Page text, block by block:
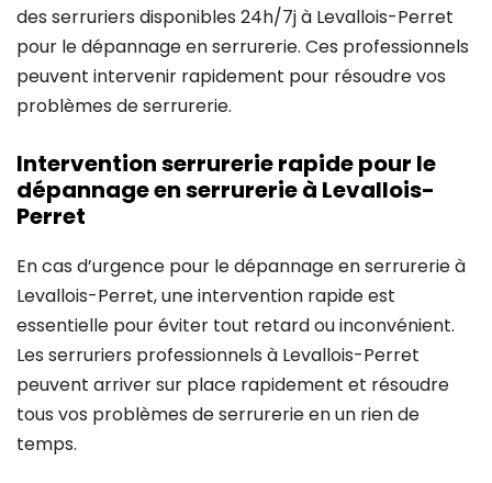
des serruriers disponibles 24h/7j à Levallois-Perret
pour le dépannage en serrurerie. Ces professionnels
peuvent intervenir rapidement pour résoudre vos
problèmes de serrurerie.
Intervention serrurerie rapide pour le
dépannage en serrurerie à Levallois-
Perret
En cas d’urgence pour le dépannage en serrurerie à
Levallois-Perret, une intervention rapide est
essentielle pour éviter tout retard ou inconvénient.
Les serruriers professionnels à Levallois-Perret
peuvent arriver sur place rapidement et résoudre
tous vos problèmes de serrurerie en un rien de
temps.